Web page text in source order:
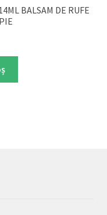
BALSAM DE RUFE